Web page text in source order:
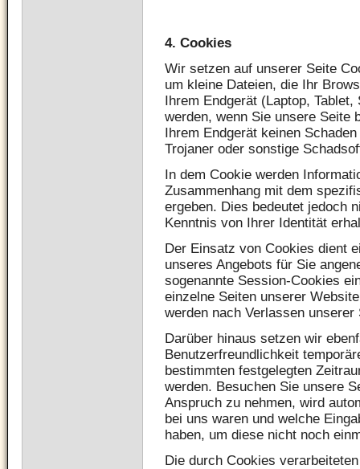
4. Cookies
Wir setzen auf unserer Seite
um kleine Dateien, die Ihr
Ihrem Endgerät (Laptop,
werden, wenn Sie unsere Seite
Ihrem Endgerät keinen
Trojaner oder sonstige
In dem Cookie werden
Zusammenhang mit dem
ergeben. Dies bedeutet jedoch
Kenntnis von Ihrer Identität
Der Einsatz von Cookies dient
unseres Angebots für Sie
sogenannte Session-Cookies
einzelne Seiten unserer
werden nach Verlassen
Darüber hinaus setzen wir
Benutzerfreundlichkeit
bestimmten festgelegten
werden. Besuchen Sie unsere
Anspruch zu nehmen, wird
bei uns waren und welche
haben, um diese nicht noch
Die durch Cookies